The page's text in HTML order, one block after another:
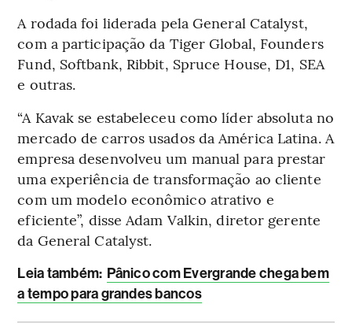
A rodada foi liderada pela General Catalyst,
com a participação da Tiger Global, Founders
Fund, Softbank, Ribbit, Spruce House, D1, SEA
e outras.
“A Kavak se estabeleceu como líder absoluta no
mercado de carros usados da América Latina. A
empresa desenvolveu um manual para prestar
uma experiência de transformação ao cliente
com um modelo econômico atrativo e
eficiente”, disse Adam Valkin, diretor gerente
da General Catalyst.
Leia também: Pânico com Evergrande chega bem
a tempo para grandes bancos